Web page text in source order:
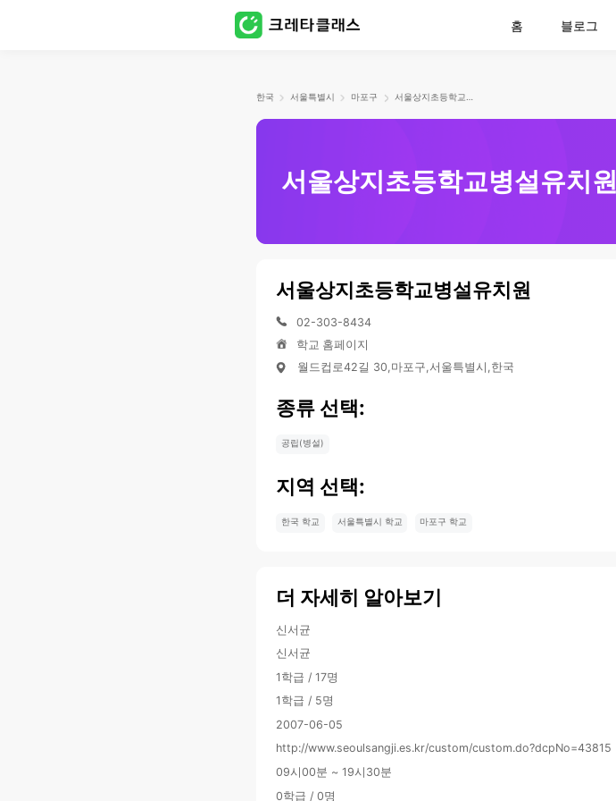
홈 블로그
한국 서울특별시 마포구
서울상지초등학교병설유치원
서울상지초등학교병설유치원
02-303-8434
학교 홈페이지
월드컵로42길 30,마포구,서울특별시,한국
종류 선택:
공립(병설)
지역 선택:
한국 학교 서울특별시 학교 마포구 학교
더 자세히 알아보기
신서균
신서균
1학급 / 17명
1학급 / 5명
2007-06-05
http://www.seoulsangji.es.kr/custom/custom.do?dcpNo=43815
09시00분 ~ 19시30분
0학급 / 0명